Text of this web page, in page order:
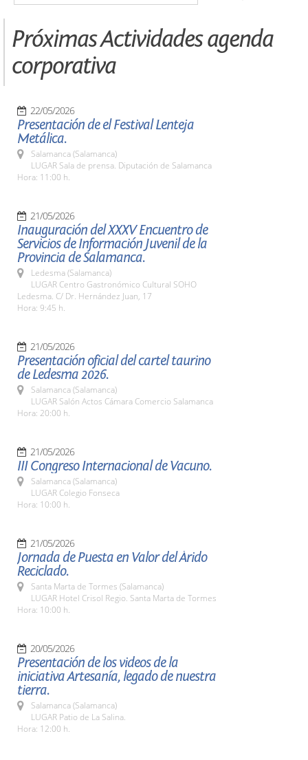
Próximas Actividades agenda
corporativa
22/05/2026
Presentación de el Festival Lenteja
Metálica.
Salamanca (Salamanca)
LUGAR Sala de prensa. Diputación de Salamanca
Hora: 11:00 h.
21/05/2026
Inauguración del XXXV Encuentro de
Servicios de Información Juvenil de la
Provincia de Salamanca.
Ledesma (Salamanca)
LUGAR Centro Gastronómico Cultural SOHO
Ledesma. C/ Dr. Hernández Juan, 17
Hora: 9:45 h.
21/05/2026
Presentación oficial del cartel taurino
de Ledesma 2026.
Salamanca (Salamanca)
LUGAR Salón Actos Cámara Comercio Salamanca
Hora: 20:00 h.
21/05/2026
III Congreso Internacional de Vacuno.
Salamanca (Salamanca)
LUGAR Colegio Fonseca
Hora: 10:00 h.
21/05/2026
Jornada de Puesta en Valor del Árido
Reciclado.
Santa Marta de Tormes (Salamanca)
LUGAR Hotel Crisol Regio. Santa Marta de Tormes
Hora: 10:00 h.
20/05/2026
Presentación de los videos de la
iniciativa Artesanía, legado de nuestra
tierra.
Salamanca (Salamanca)
LUGAR Patio de La Salina.
Hora: 12:00 h.